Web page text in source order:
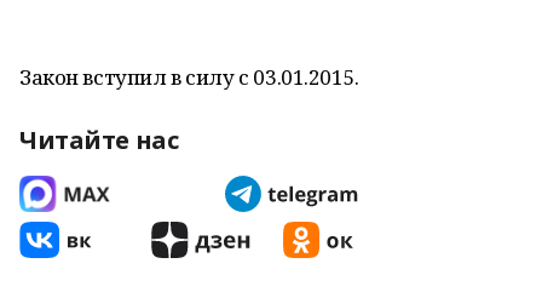
Закон вступил в силу с 03.01.2015.
Читайте нас